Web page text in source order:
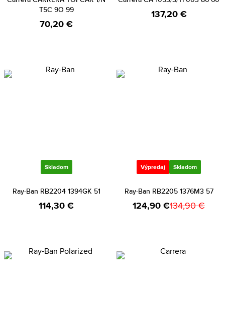
T5C 9O 99
70,20 €
137,20 €
Skladom
Ray-Ban RB2204 1394GK 51
114,30 €
Výpredaj Skladom
Ray-Ban RB2205 1376M3 57
124,90 €134,90 €